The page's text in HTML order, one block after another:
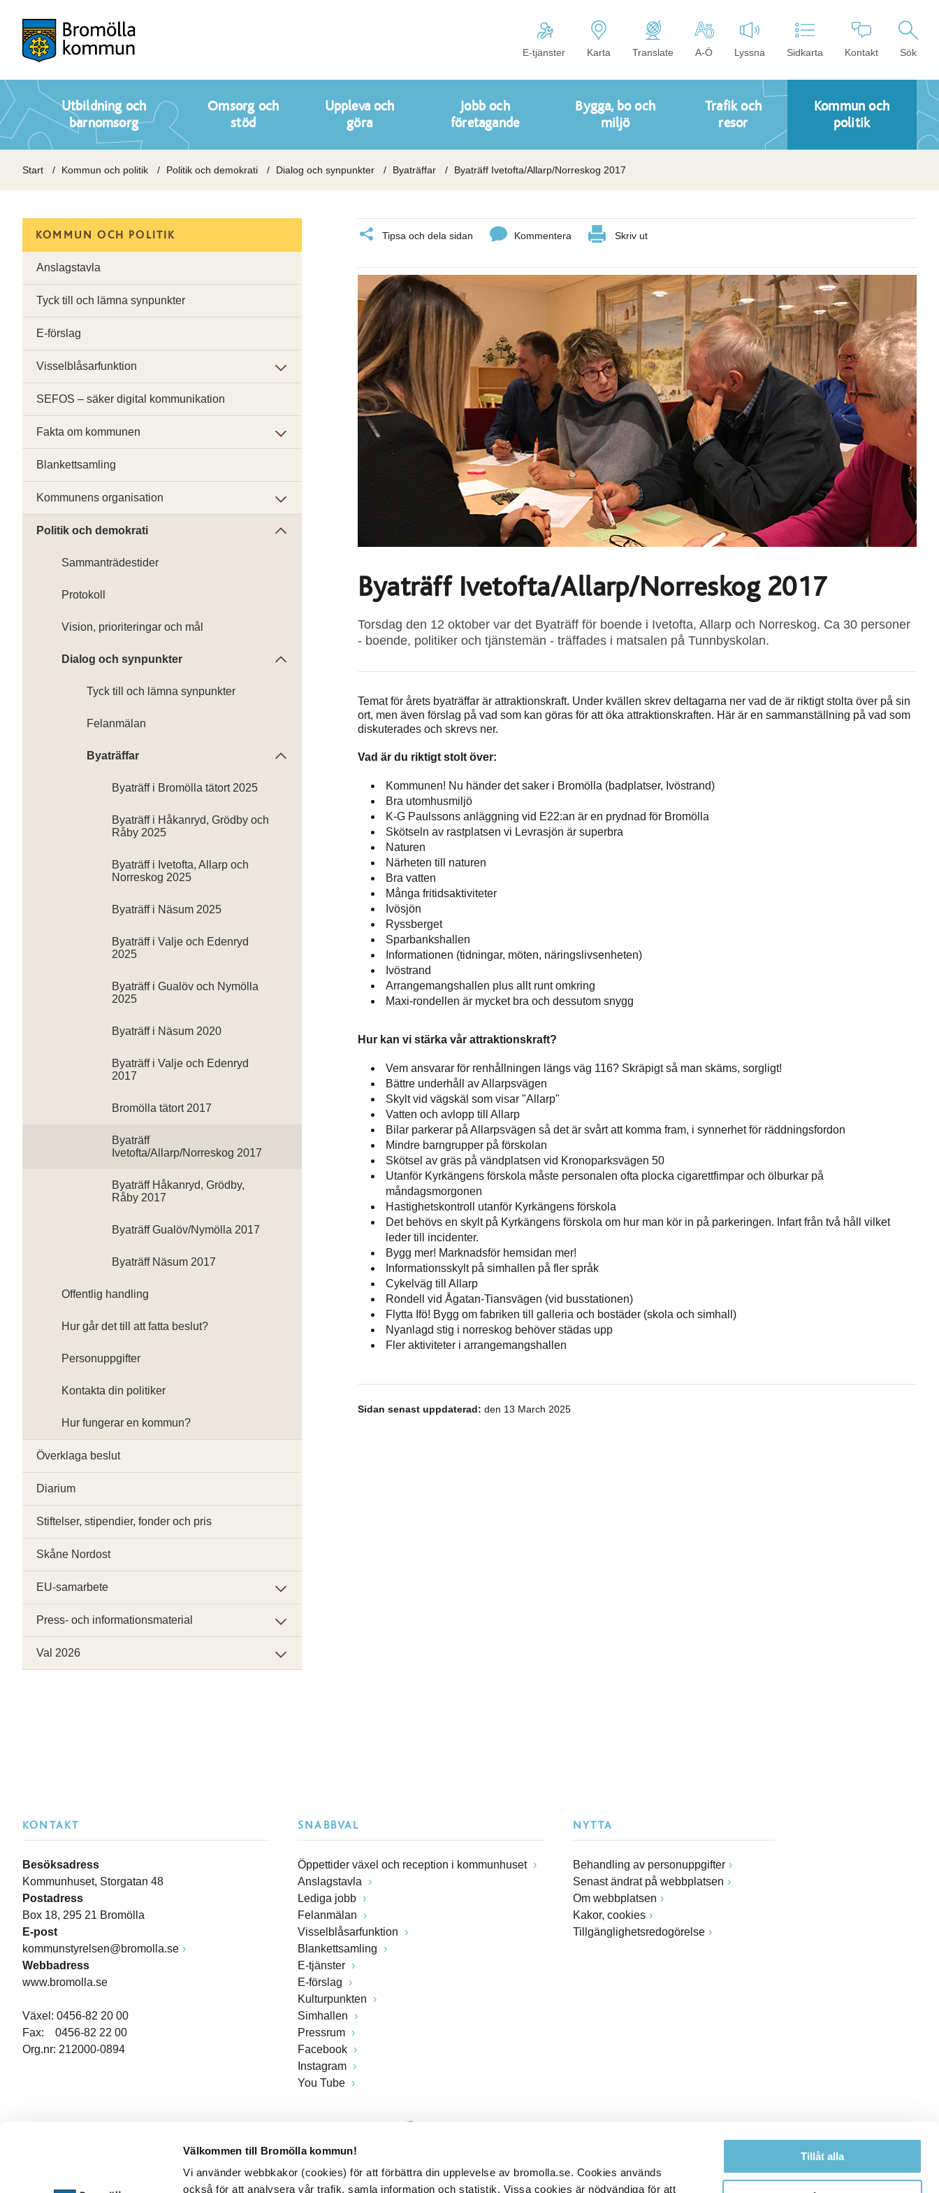
Välkommen till Bromölla kommun!
Vi använder webbkakor (cookies) för att förbättra din upplevelse av bromolla.se. Cookies används
också för att analysera vår trafik, samla information och statistik. Vissa cookies är nödvändiga för att
Tillåt alla
E-tjänster Karta Translate A-Ö Lyssna Sidkarta Kontakt Sök
Utbildning och
barnomsorg
Omsorg och
stöd
Uppleva och
göra
Jobb och
företagande
Bygga, bo och
miljö
Trafik och
resor
Kommun och
politik
Start Kommun och politik Politik och demokrati Dialog och synpunkter Byaträffar Byaträff Ivetofta/Allarp/Norreskog 2017
Tipsa och dela sidan Kommentera Skriv ut
Byaträff Ivetofta/Allarp/Norreskog 2017
Torsdag den 12 oktober var det Byaträff för boende i Ivetofta, Allarp och Norreskog. Ca 30 personer
- boende, politiker och tjänstemän - träffades i matsalen på Tunnbyskolan.
Temat för årets byaträffar är attraktionskraft. Under kvällen skrev deltagarna ner vad de är riktigt stolta över på sin
ort, men även förslag på vad som kan göras för att öka attraktionskraften. Här är en sammanställning på vad som
diskuterades och skrevs ner.
Vad är du riktigt stolt över:
Kommunen! Nu händer det saker i Bromölla (badplatser, Ivöstrand)
Bra utomhusmiljö
K-G Paulssons anläggning vid E22:an är en prydnad för Bromölla
Skötseln av rastplatsen vi Levrasjön är superbra
Naturen
Närheten till naturen
Bra vatten
Många fritidsaktiviteter
Ivösjön
Ryssberget
Sparbankshallen
Informationen (tidningar, möten, näringslivsenheten)
Ivöstrand
Arrangemangshallen plus allt runt omkring
Maxi-rondellen är mycket bra och dessutom snygg
Hur kan vi stärka vår attraktionskraft?
Vem ansvarar för renhållningen längs väg 116? Skräpigt så man skäms, sorgligt!
Bättre underhåll av Allarpsvägen
Skylt vid vägskäl som visar "Allarp"
Vatten och avlopp till Allarp
Bilar parkerar på Allarpsvägen så det är svårt att komma fram, i synnerhet för räddningsfordon
Mindre barngrupper på förskolan
Skötsel av gräs på vändplatsen vid Kronoparksvägen 50
Utanför Kyrkängens förskola måste personalen ofta plocka cigarettfimpar och ölburkar på
måndagsmorgonen
Hastighetskontroll utanför Kyrkängens förskola
Det behövs en skylt på Kyrkängens förskola om hur man kör in på parkeringen. Infart från två håll vilket
leder till incidenter.
Bygg mer! Marknadsför hemsidan mer!
Informationsskylt på simhallen på fler språk
Cykelväg till Allarp
Rondell vid Ågatan-Tiansvägen (vid busstationen)
Flytta Ifö! Bygg om fabriken till galleria och bostäder (skola och simhall)
Nyanlagd stig i norreskog behöver städas upp
Fler aktiviteter i arrangemangshallen
Sidan senast uppdaterad: den 13 March 2025
KOMMUN OCH POLITIK
Anslagstavla
Tyck till och lämna synpunkter
E-förslag
Visselblåsarfunktion
SEFOS – säker digital kommunikation
Fakta om kommunen
Blankettsamling
Kommunens organisation
Politik och demokrati
Sammanträdestider
Protokoll
Vision, prioriteringar och mål
Dialog och synpunkter
Tyck till och lämna synpunkter
Felanmälan
Byaträffar
Byaträff i Bromölla tätort 2025
Byaträff i Håkanryd, Grödby och
Råby 2025
Byaträff i Ivetofta, Allarp och
Norreskog 2025
Byaträff i Näsum 2025
Byaträff i Valje och Edenryd
2025
Byaträff i Gualöv och Nymölla
2025
Byaträff i Näsum 2020
Byaträff i Valje och Edenryd
2017
Bromölla tätort 2017
Byaträff
Ivetofta/Allarp/Norreskog 2017
Byaträff Håkanryd, Grödby,
Råby 2017
Byaträff Gualöv/Nymölla 2017
Byaträff Näsum 2017
Offentlig handling
Hur går det till att fatta beslut?
Personuppgifter
Kontakta din politiker
Hur fungerar en kommun?
Överklaga beslut
Diarium
Stiftelser, stipendier, fonder och pris
Skåne Nordost
EU-samarbete
Press- och informationsmaterial
Val 2026
KONTAKT
Besöksadress
Kommunhuset, Storgatan 48
Postadress
Box 18, 295 21 Bromölla
E-post
kommunstyrelsen@bromolla.se
Webbadress
www.bromolla.se
Växel: 0456-82 20 00
Fax: 0456-82 22 00
Org.nr: 212000-0894
SNABBVAL
Öppettider växel och reception i kommunhuset
Anslagstavla
Lediga jobb
Felanmälan
Visselblåsarfunktion
Blankettsamling
E-tjänster
E-förslag
Kulturpunkten
Simhallen
Pressrum
Facebook
Instagram
You Tube
NYTTA
Behandling av personuppgifter
Senast ändrat på webbplatsen
Om webbplatsen
Kakor, cookies
Tillgänglighetsredogörelse